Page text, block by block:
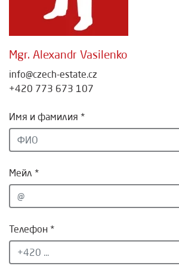
Mgr. Alexandr Vasilenko
info@czech-estate.cz
+420 773 673 107
Имя и фамилия *
Мейл *
Телефон *